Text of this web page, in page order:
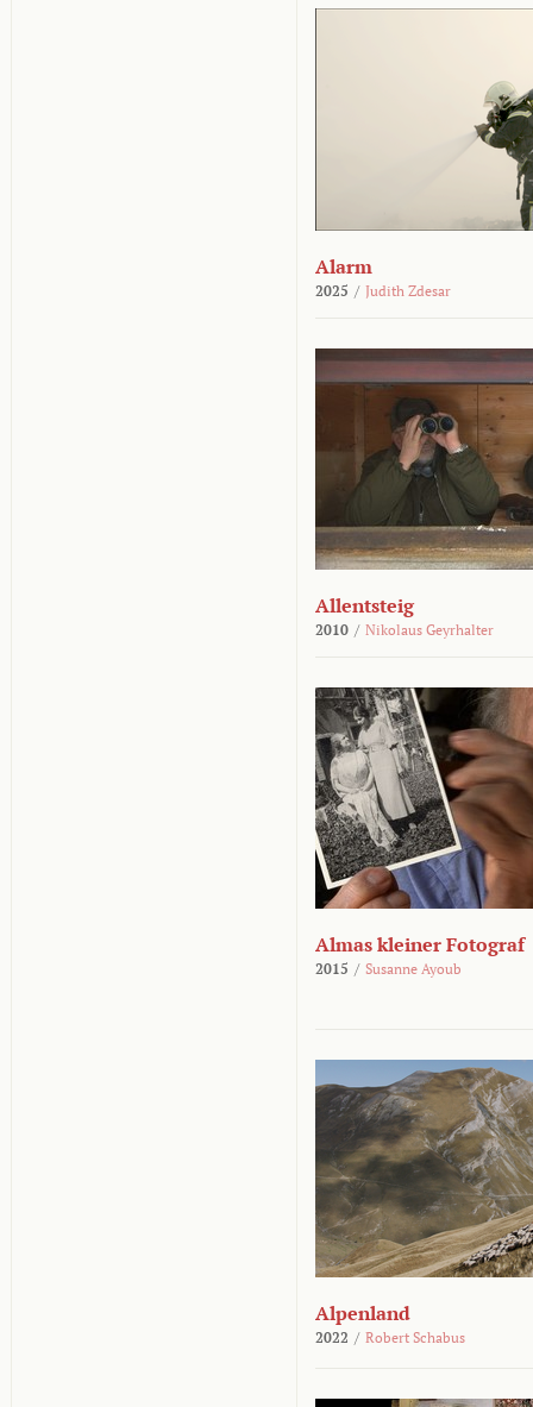
Alarm
2025 / Judith Zdesar
Allentsteig
2010 / Nikolaus Geyrhalter
Almas kleiner Fotograf
2015 / Susanne Ayoub
Alpenland
2022 / Robert Schabus